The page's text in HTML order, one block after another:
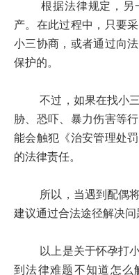
根据法律规定，另一
产。在此过程中，只要
小三协商，或者通过向
保护的。
不过，如果在找小三
胁、恐吓、暴力伤害等
能会触犯《治安管理处
的法律责任。
所以，当遇到配偶将
建议通过合法途径解决问
以上是关于怀孕打小
到法律难题不知道怎么